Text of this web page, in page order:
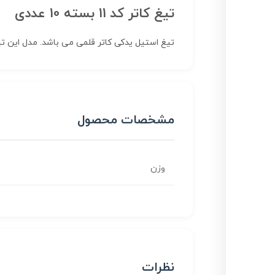
تیغ کاتر کد 11 بسته 10 عددی
تیغ استیل یدکی کاتر قلمی می باشد. مدل این تیغ 11 است و دارای زاویه 30 درجه می
مشخصات محصول
وزن
نظرات